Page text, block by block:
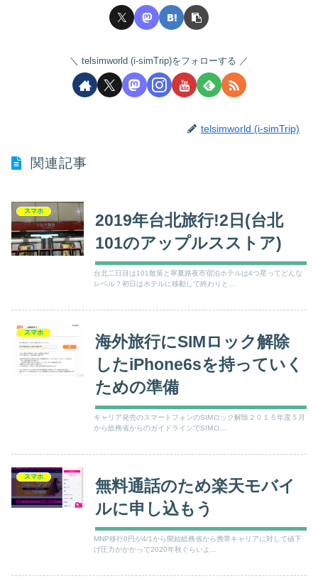
telsimworld (i-simTrip)をフォローする
telsimworld (i-simTrip)
関連記事
スマホ
2019年台北旅行!2日(台北
101のアップルスストア)
台北二日目は101散策と寧夏路夜市宿泊ホテルは4つ星ってどんな
レベル？初日はホテルに移動して終わりと...
スマホ
海外旅行にSIMロック解除
したiPhone6sを持っていく
ための準備
キャリア発売のスマートフォンのSIMロック解除２０１５年度５月
から総務省からのガイドラインでSIMロ...
スマホ
無料通話のため楽天モバイ
ルに申し込もう
MNP移行0円が4/1から開始総務省から携帯キャリアに対して値下
げ圧力がかかって2020年秋ぐらいよ...